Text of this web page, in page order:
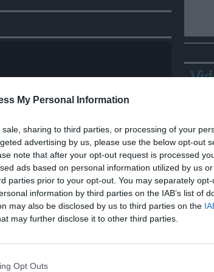
My Personal Information
sharing to third parties, or processing of your
advertising by us, please use the below opt-out
note that after your opt-out request is processed
ads based on personal information utilized by us
parties prior to your opt-out. You may separately
information by third parties on the IAB’s list of
may also be disclosed by us to third parties on the
may further disclose it to other third parties.
Opt Outs
video su Crans-
i giovani cercano di
le vetrate